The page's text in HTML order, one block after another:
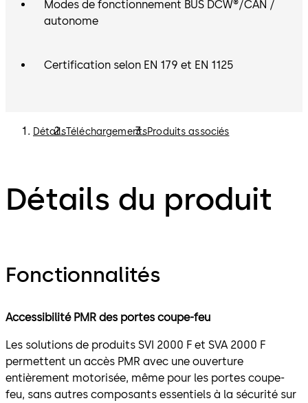
Modes de fonctionnement BUS DCW®/CAN /
autonome
Certification selon EN 179 et EN 1125
DétailsTéléchargementsProduits associés
Détails du produit
Fonctionnalités
Accessibilité PMR des portes coupe-feu
Les solutions de produits SVI 2000 F et SVA 2000 F
permettent un accès PMR avec une ouverture
entièrement motorisée, même pour les portes coupe-
feu, sans autres composants essentiels à la sécurité sur